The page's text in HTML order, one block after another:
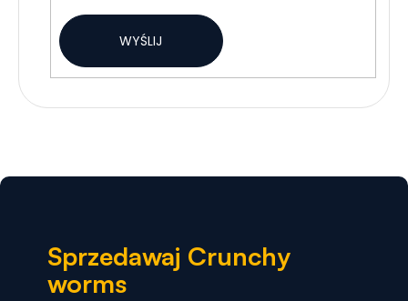
WYŚLIJ
Sprzedawaj Crunchy
worms